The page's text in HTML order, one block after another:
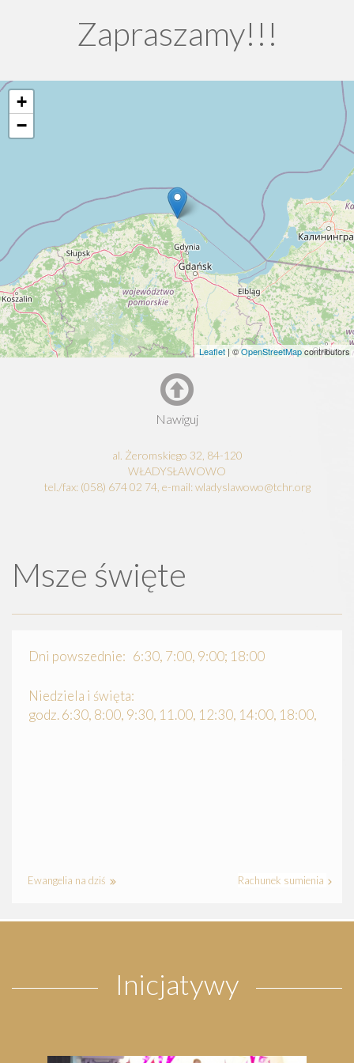
Zapraszamy!!!
+
−
Leaflet | ©OpenStreetMapcontributors
Nawiguj
al. Żeromskiego 32, 84-120
WŁADYSŁAWOWO
tel./fax: (058) 674 02 74, e-mail: wladyslawowo@tchr.org
Msze święte
Dni powszednie: 6:30, 7:00, 9:00; 18:00
Niedziela i święta:
godz. 6:30, 8:00, 9:30, 11.00, 12:30, 14:00, 18:00,
Ewangelia na dziś Rachunek sumienia
Inicjatywy